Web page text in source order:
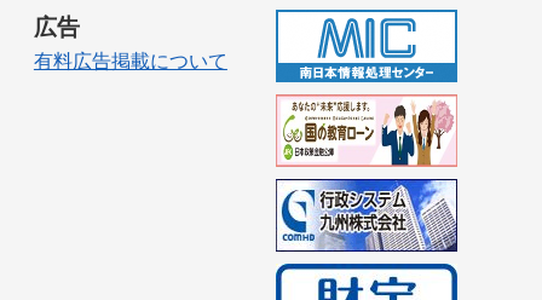
広告
有料広告掲載について